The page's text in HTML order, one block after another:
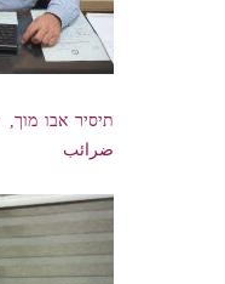
תיסיר אבו
ضرائب